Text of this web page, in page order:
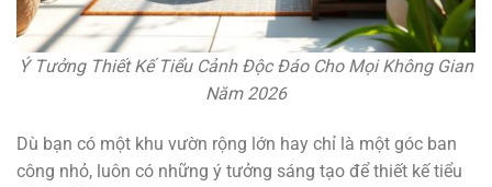
Ý Tưởng Thiết Kế Tiểu Cảnh Độc Đáo Cho Mọi Không Gian
Năm 2026
Dù bạn có một khu vườn rộng lớn hay chỉ là một góc ban
công nhỏ, luôn có những ý tưởng sáng tạo để thiết kế tiểu